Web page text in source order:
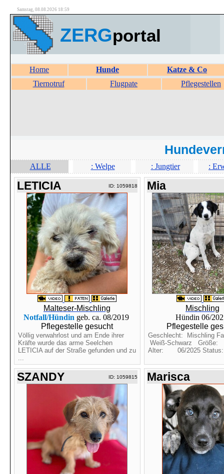
Samstag, 08.08.2026 18:59
ZERGportal
Home Hunde
Katze & Co
Tiernotruf
Flugpate Pflegestellen
ALLE : Welpe : Jungtier :
LETICIA ID: 1059818
Malteser-Mischling
Notfall/Hündin geb. ca. 08/2019
Pflegestelle gesucht
Völlig verwahrlost und am Ende ihrer
Kräfte wurde das arme Seelchen
LETICIA auf der Straße gefunden und zu
...
Mia
Mischling
Hündin 06/
Pflegestelle
Geschlecht: Mischling
Weiß-Schwarz
Alter: 06/2025
SZANDY ID: 1059815 Marisca